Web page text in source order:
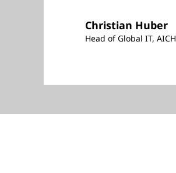
Christian Huber
Head of Global IT,